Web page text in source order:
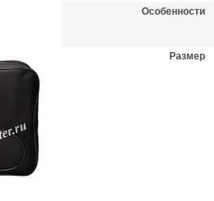
Особенности
Размер